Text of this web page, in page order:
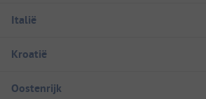
Italië
Kroatië
Oostenrijk